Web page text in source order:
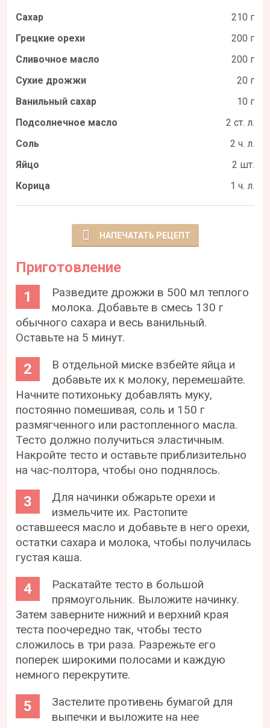
Сахар
210 г
Грецкие орехи
200 г
Сливочное масло
200 г
Сухие дрожжи
20 г
Ванильный сахар
10 г
Подсолнечное масло
2 ст. л.
Соль
2 ч. л.
Яйцо
2 шт.
Корица
1 ч. л.
НАПЕЧАТАТЬ РЕЦЕПТ
Приготовление
Разведите дрожжи в 500 мл теплого
молока. Добавьте в смесь 130 г
обычного сахара и весь ванильный.
Оставьте на 5 минут.
В отдельной миске взбейте яйца и
добавьте их к молоку, перемешайте.
Начните потихоньку добавлять муку,
постоянно помешивая, соль и 150 г
размягченного или растопленного масла.
Тесто должно получиться эластичным.
Накройте тесто и оставьте приблизительно
на час-полтора, чтобы оно поднялось.
Для начинки обжарьте орехи и
измельчите их. Растопите
оставшееся масло и добавьте в него орехи,
остатки сахара и молока, чтобы получилась
густая каша.
Раскатайте тесто в большой
прямоугольник. Выложите начинку.
Затем заверните нижний и верхний края
теста поочередно так, чтобы тесто
сложилось в три раза. Разрежьте его
поперек широкими полосами и каждую
немного перекрутите.
Застелите противень бумагой для
выпечки и выложите на нее